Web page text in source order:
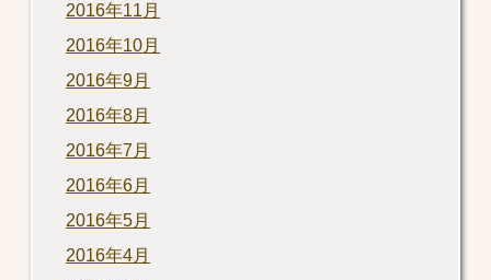
2016年11月
2016年10月
2016年9月
2016年8月
2016年7月
2016年6月
2016年5月
2016年4月